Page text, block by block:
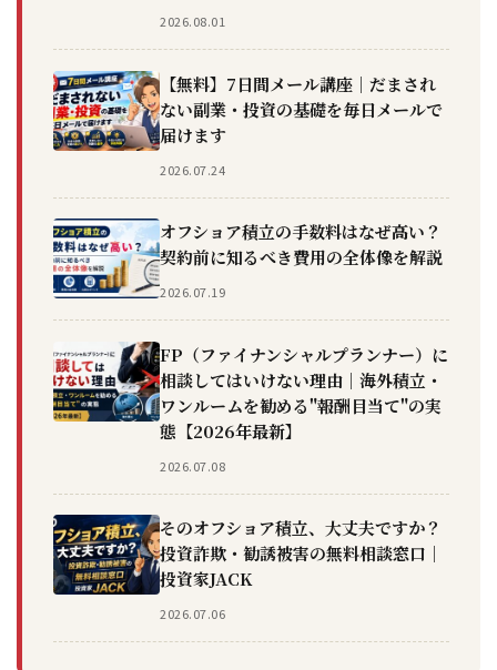
2026.08.01
【無料】7日間メール講座｜だまされ
ない副業・投資の基礎を毎日メールで
届けます
2026.07.24
オフショア積立の手数料はなぜ高い？
契約前に知るべき費用の全体像を解説
2026.07.19
FP（ファイナンシャルプランナー）に
相談してはいけない理由｜海外積立・
ワンルームを勧める"報酬目当て"の実
態【2026年最新】
2026.07.08
そのオフショア積立、大丈夫ですか？
投資詐欺・勧誘被害の無料相談窓口｜
投資家JACK
2026.07.06